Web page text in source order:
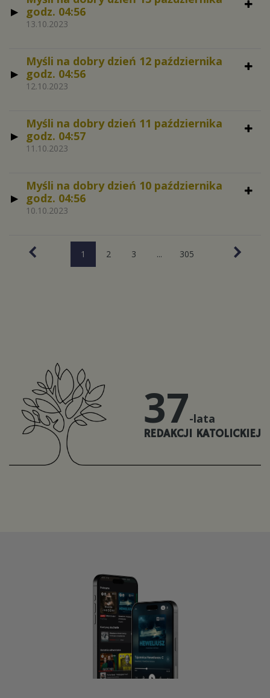
godz. 04:56
13.10.2023
Myśli na dobry dzień 12 października
godz. 04:56
12.10.2023
Myśli na dobry dzień 11 października
godz. 04:57
11.10.2023
Myśli na dobry dzień 10 października
godz. 04:56
10.10.2023
1 2 3 ... 305
37-lata
REDAKCJI KATOLICKIEJ